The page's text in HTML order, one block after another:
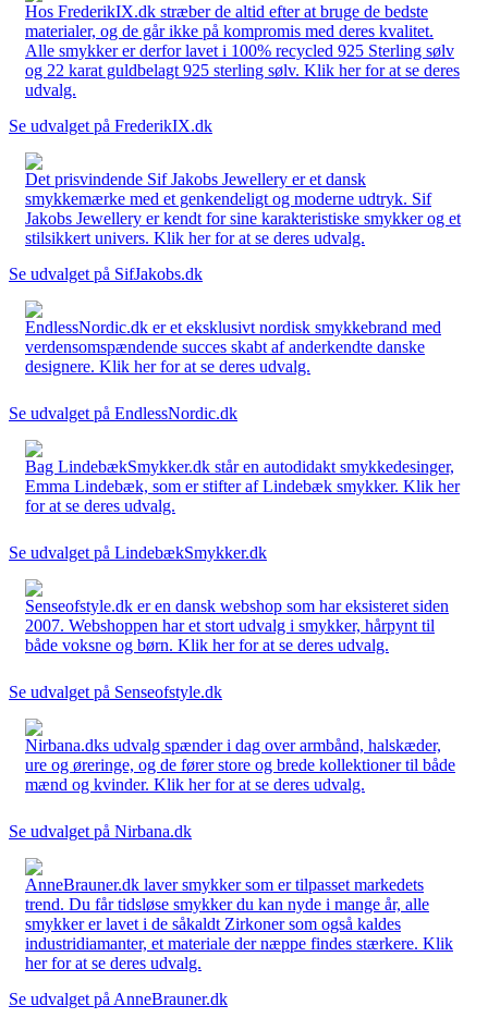
Hos FrederikIX.dk stræber de altid efter at bruge de bedste
materialer, og de går ikke på kompromis med deres kvalitet.
Alle smykker er derfor lavet i 100% recycled 925 Sterling sølv
og 22 karat guldbelagt 925 sterling sølv. Klik her for at se deres
udvalg.
Se udvalget på FrederikIX.dk
Det prisvindende Sif Jakobs Jewellery er et dansk
smykkemærke med et genkendeligt og moderne udtryk. Sif
Jakobs Jewellery er kendt for sine karakteristiske smykker og et
stilsikkert univers. Klik her for at se deres udvalg.
Se udvalget på SifJakobs.dk
EndlessNordic.dk er et eksklusivt nordisk smykkebrand med
verdensomspændende succes skabt af anderkendte danske
designere. Klik her for at se deres udvalg.
Se udvalget på EndlessNordic.dk
Bag LindebækSmykker.dk står en autodidakt smykkedesinger,
Emma Lindebæk, som er stifter af Lindebæk smykker. Klik her
for at se deres udvalg.
Se udvalget på LindebækSmykker.dk
Senseofstyle.dk er en dansk webshop som har eksisteret siden
2007. Webshoppen har et stort udvalg i smykker, hårpynt til
både voksne og børn. Klik her for at se deres udvalg.
Se udvalget på Senseofstyle.dk
Nirbana.dks udvalg spænder i dag over armbånd, halskæder,
ure og øreringe, og de fører store og brede kollektioner til både
mænd og kvinder. Klik her for at se deres udvalg.
Se udvalget på Nirbana.dk
AnneBrauner.dk laver smykker som er tilpasset markedets
trend. Du får tidsløse smykker du kan nyde i mange år, alle
smykker er lavet i de såkaldt Zirkoner som også kaldes
industridiamanter, et materiale der næppe findes stærkere. Klik
her for at se deres udvalg.
Se udvalget på AnneBrauner.dk